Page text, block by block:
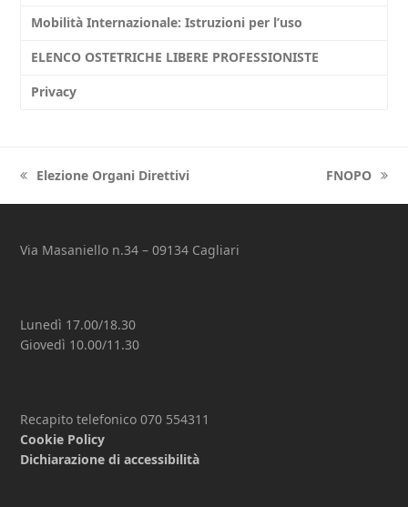
Mobilità Internazionale: Istruzioni per l’uso
ELENCO OSTETRICHE LIBERE PROFESSIONISTE
Privacy
previous
post:
Elezione Organi Direttivi
next
post:
FNOPO
Via Masaniello n.34 – 09134 Cagliari
Lunedì 17.00/18.30
Giovedì 10.00/11.30
Recapito telefonico 070 554311
Cookie Policy
Dichiarazione di accessibilità